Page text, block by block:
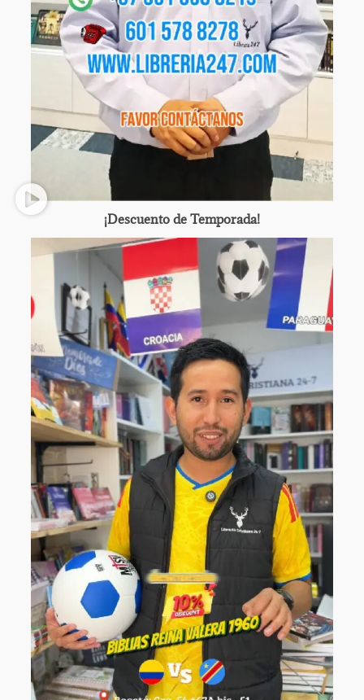
¡Descuento de Temporada!